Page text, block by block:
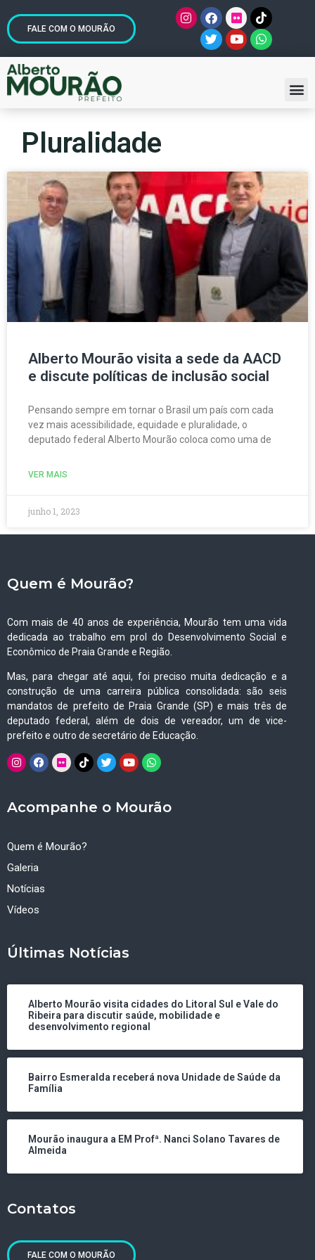
FALE COM O MOURÃO
Pluralidade
Alberto Mourão visita a sede da AACD
e discute políticas de inclusão social
Pensando sempre em tornar o Brasil um país com cada
vez mais acessibilidade, equidade e pluralidade, o
deputado federal Alberto Mourão coloca como uma de
VER MAIS
junho 1, 2023
Quem é Mourão?
Com mais de 40 anos de experiência, Mourão tem uma vida
dedicada ao trabalho em prol do Desenvolvimento Social e
Econômico de Praia Grande e Região.
Mas, para chegar até aqui, foi preciso muita dedicação e a
construção de uma carreira pública consolidada: são seis
mandatos de prefeito de Praia Grande (SP) e mais três de
deputado federal, além de dois de vereador, um de vice-
prefeito e outro de secretário de Educação.
Acompanhe o Mourão
Quem é Mourão?
Galeria
Notícias
Vídeos
Últimas Notícias
Alberto Mourão visita cidades do Litoral Sul e Vale do
Ribeira para discutir saúde, mobilidade e
desenvolvimento regional
Bairro Esmeralda receberá nova Unidade de Saúde da
Família
Mourão inaugura a EM Profª. Nanci Solano Tavares de
Almeida
Contatos
FALE COM O MOURÃO